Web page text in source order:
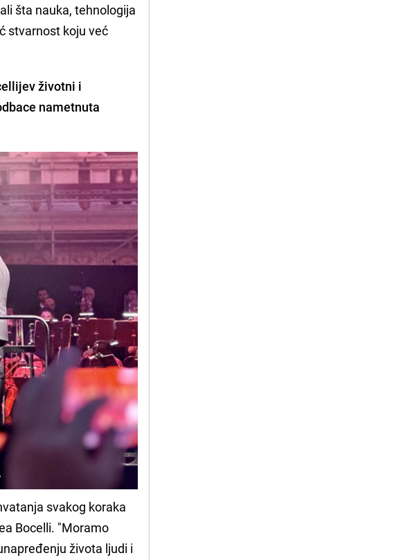
šta nauka, tehnologija
stvarnost koju već
životni i
nametnuta
svakog koraka
Bocelli. "Moramo
života ljudi i